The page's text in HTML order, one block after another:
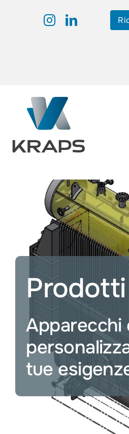
Industrie
Servizi
L’azienda
Prodotti
Apparecchi
tue